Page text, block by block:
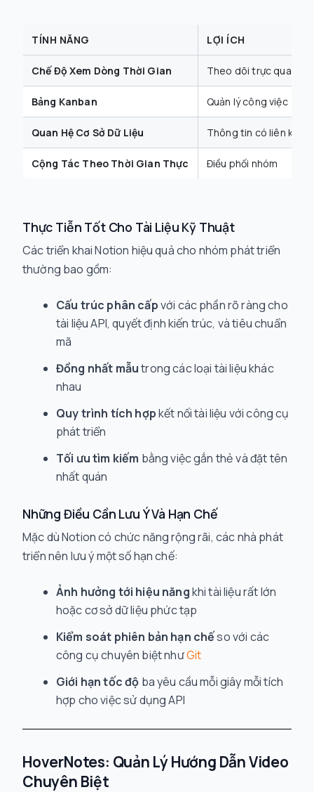
TÍNH NĂNG LỢI ÍCH
Chế Độ Xem Dòng Thời Gian Theo dõi trực quan dự
Bảng Kanban Quản lý công việc
Quan Hệ Cơ Sở Dữ Liệu Thông tin có liên kết
Cộng Tác Theo Thời Gian Thực Điều phối nhóm
Thực Tiễn Tốt Cho Tài Liệu Kỹ Thuật
Các triển khai Notion hiệu quả cho nhóm phát triển
thường bao gồm:
Cấu trúc phân cấpvới các phần rõ ràng cho
tài liệu API, quyết định kiến trúc, và tiêu chuẩn
mã
Đồng nhất mẫutrong các loại tài liệu khác
nhau
Quy trình tích hợpkết nối tài liệu với công cụ
phát triển
Tối ưu tìm kiếm bằng việc gắn thẻ và đặt tên
nhất quán
Những Điều Cần Lưu Ý Và Hạn Chế
Mặc dù Notion có chức năng rộng rãi, các nhà phát
triển nên lưu ý một số hạn chế:
Ảnh hưởng tới hiệu năngkhi tài liệu rất lớn
hoặc cơ sở dữ liệu phức tạp
Kiểm soát phiên bản hạn chếso với các
công cụ chuyên biệt nhưGit
Giới hạn tốc độ ba yêu cầu mỗi giây mỗi tích
hợp cho việc sử dụng API
HoverNotes: Quản Lý Hướng Dẫn Video
Chuyên Biệt